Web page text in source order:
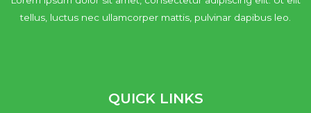
tellus, luctus nec ullamcorper mattis, pulvinar dapibus leo.
QUICK LINKS